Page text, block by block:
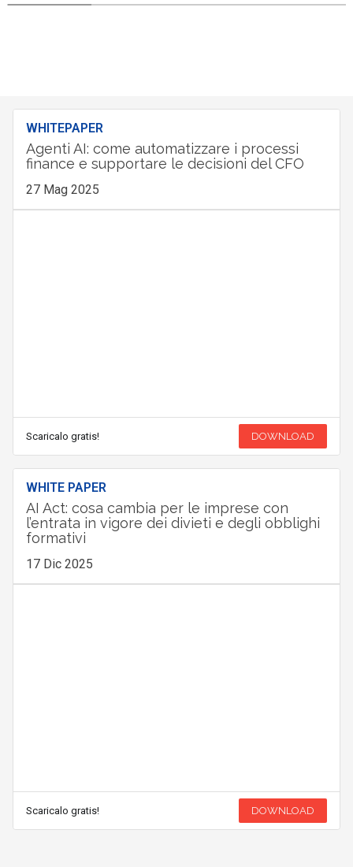
WHITEPAPER
Agenti AI: come automatizzare i processi
finance e supportare le decisioni del CFO
27 Mag 2025
Scaricalo gratis! DOWNLOAD
WHITE PAPER
AI Act: cosa cambia per le imprese con
l’entrata in vigore dei divieti e degli obblighi
formativi
17 Dic 2025
Scaricalo gratis! DOWNLOAD